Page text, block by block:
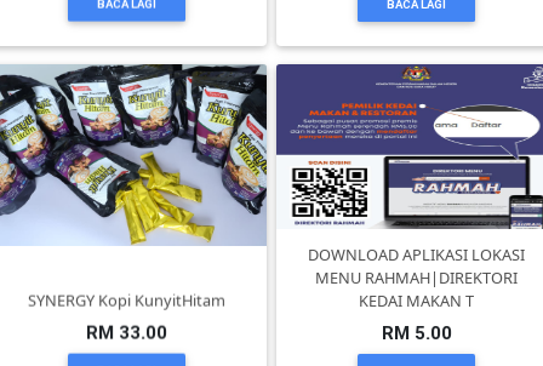
SYNERGY Kopi KunyitHitam
RM 33.00
DOWNLOAD APLIKASI LOKASI
MENU RAHMAH|DIREKTORI
KEDAI MAKAN T
RM 5.00
BRUNEI(0)